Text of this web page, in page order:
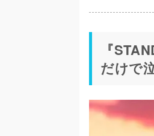
『
だけで